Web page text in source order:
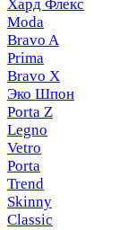
Хард Флекс
Moda
Bravo A
Prima
Bravo X
Эко Шпон
Porta Z
Legno
Vetro
Porta
Trend
Skinny
Classic